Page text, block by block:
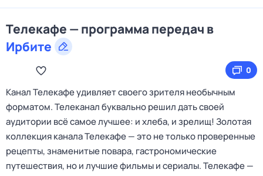
Телекафе — программа передач в
Ирбите
0
Канал Телекафе удивляет своего зрителя необычным
форматом. Телеканал буквально решил дать своей
аудитории всё самое лучшее: и хлеба, и зрелищ! Золотая
коллекция канала Телекафе — это не только проверенные
рецепты, знаменитые повара, гастрономические
путешествия, но и лучшие фильмы и сериалы. Телекафе —